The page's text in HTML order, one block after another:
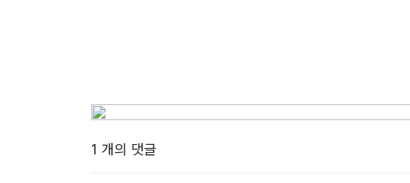
1 개의 댓글